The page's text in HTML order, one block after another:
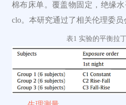
棉布床单。覆盖物固定，绝缘
clo。本研究通过了相关伦理委员
表1 实验的平衡拉